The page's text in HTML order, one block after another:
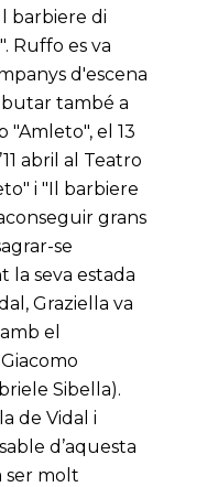
barbiere di
Ruffo es va
d'escena
també a
"Amleto", el 13
abril al Teatro
i "Il barbiere
grans
se
la seva estada
Graziella va
el
Sibella).
de Vidal i
d’aquesta
ser molt